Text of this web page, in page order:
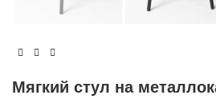
Мягкий стул на